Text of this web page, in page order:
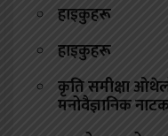
हाइकुहरू
हाइकुहरू
कृति समीक्षा
मनोवैज्ञानिक